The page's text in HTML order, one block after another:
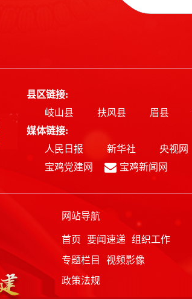
县区链接:
岐山县
扶风县 眉县
媒体链接:
人民日报
新华社 央视网
宝鸡党建网
宝鸡新闻网
网站导航
首页 要闻速递
组织工作
专题栏目
视频影像
政策法规